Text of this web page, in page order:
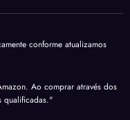
conforme atualizamos
Ao comprar através dos
qualificadas."